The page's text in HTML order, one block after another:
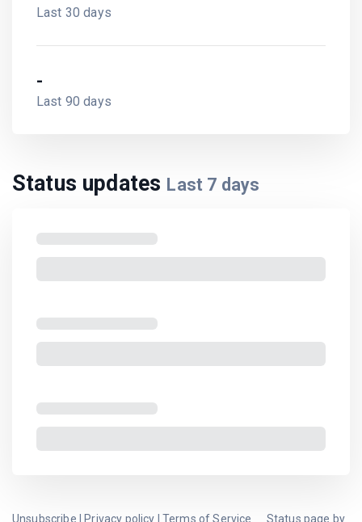
Last 30 days
-
Last 90 days
Status updates Last 7 days
Unsubscribe Privacy policy Terms of Service Status page by